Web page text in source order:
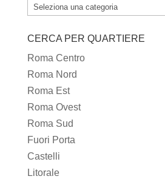
TUTTI
TIPI
DI
CUCINA
CERCA PER QUARTIERE
Roma Centro
Roma Nord
Roma Est
Roma Ovest
Roma Sud
Fuori Porta
Castelli
Litorale